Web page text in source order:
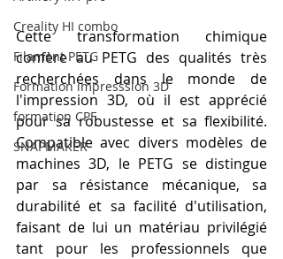
Creality HI combo
Filament PETG
Formation impresssion 3D
formation CPF
SNAPMAKER
Cette transformation chimique
confère au PETG des qualités très
recherchées dans le monde de
l'impression 3D, où il est apprécié
pour sa robustesse et sa flexibilité.
Compatible avec divers modèles de
machines 3D, le PETG se distingue
par sa résistance mécanique, sa
durabilité et sa facilité d'utilisation,
faisant de lui un matériau privilégié
tant pour les professionnels que